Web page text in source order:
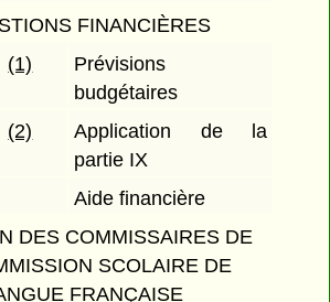
FINANCIÈRES
(1)
Prévisions
budgétaires
(2)
Application de la
partie IX
Aide financière
DES COMMISSAIRES DE
SCOLAIRE DE
FRANÇAISE